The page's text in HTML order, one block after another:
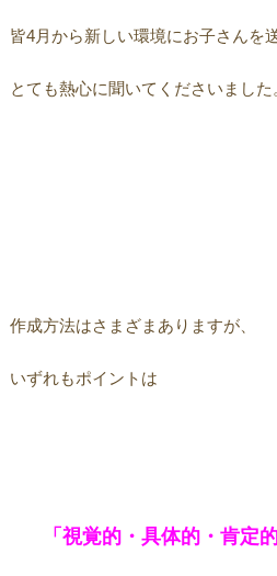
皆4月から新しい環境にお子さんを
とても熱心に聞いてくださいました
作成方法はさまざまありますが、
いずれもポイントは
「視覚的・具体的・肯定